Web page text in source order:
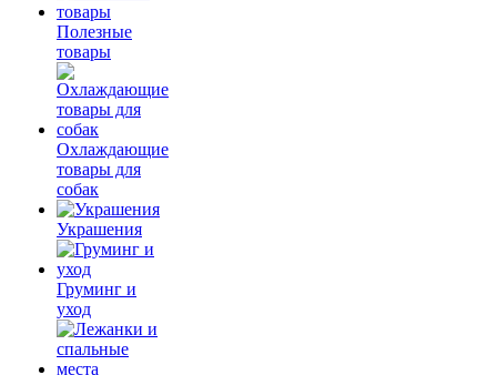
Полезные
товары
Охлаждающие
товары для
собак
Украшения
Груминг и
уход